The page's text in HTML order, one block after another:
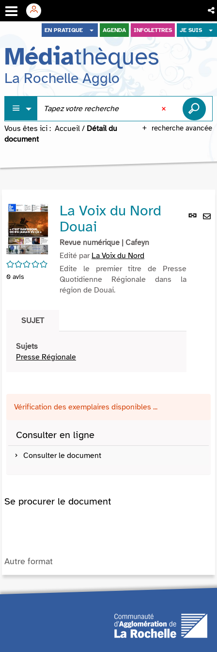
menu
contenu
recherche
EN PRATIQUE AGENDA INFOLETTRES JE SUIS
Médiathèques
La Rochelle Agglo
recherche avancée
Vous êtes ici : Accueil / Détail du
document
Lien
/5
0 avis
La Voix du Nord
Douai
Revue numérique | Cafeyn
Edité par La Voix du Nord
Edite le premier titre de Presse
Quotidienne Régionale dans la
région de Douai.
SUJET
Sujets
Presse Régionale
Vérification des exemplaires disponibles ...
Consulter en ligne
Consulter le document
Se procurer le document
Autre format